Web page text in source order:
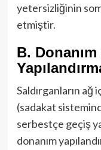
yetersizliğinin
etmiştir.
B. Donanım
Saldırganların
(sadakat
serbestçe geçiş
donanım